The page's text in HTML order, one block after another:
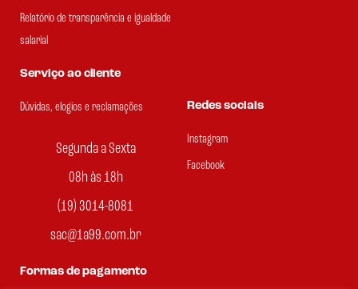
Relatório de transparência e igualdade
salarial
Serviço ao cliente
Dúvidas, elogios e reclamações
Segunda a Sexta
08h às 18h
(19) 3014-8081
sac@1a99.com.br
Redes sociais
Instagram
Facebook
Formas de pagamento